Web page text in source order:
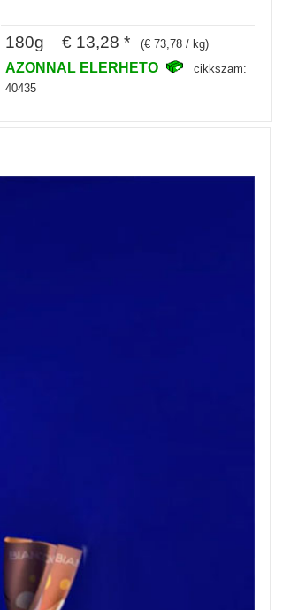
180g € 13,28 * (€ 73,78 / kg)
AZONNAL ELERHETO
cikkszam:
40435